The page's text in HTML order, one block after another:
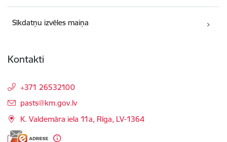
Sīkdatņu izvēles maiņa
Kontakti
+371 26532100
E-pasts:
pasts@km.gov.lv
K. Valdemāra iela 11a, Rīga, LV-1364